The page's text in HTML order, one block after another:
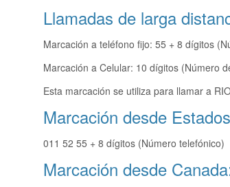
Llamadas de larga
Marcación a teléfono fijo: 55 + 8 dígitos
Marcación a Celular: 10 dígitos (Número
Esta marcación se utiliza para llamar a
Marcación desde
011 52 55 + 8 dígitos (Número telefónico)
Marcación desde